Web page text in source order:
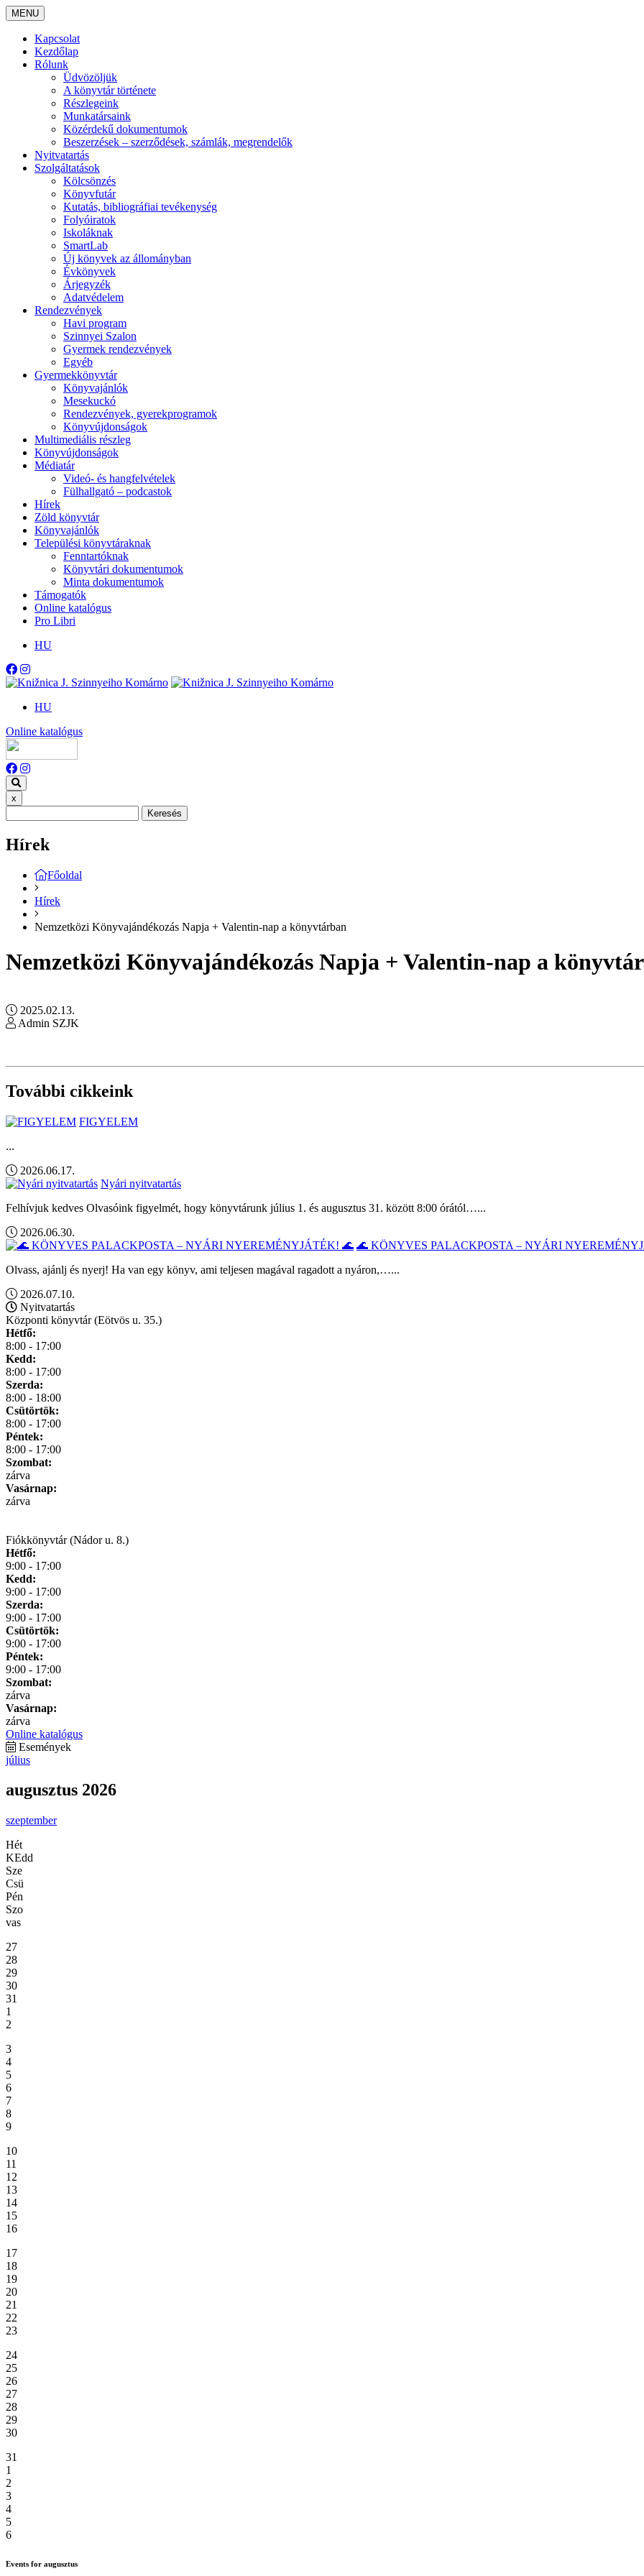
MENU
Kapcsolat
Kezdőlap
Rólunk
Üdvözöljük
A könyvtár története
Részlegeink
Munkatársaink
Közérdekű dokumentumok
Beszerzések – szerződések, számlák, megrendelők
Nyitvatartás
Szolgáltatások
Kölcsönzés
Könyvfutár
Kutatás, bibliográfiai tevékenység
Folyóiratok
Iskoláknak
SmartLab
Új könyvek az állományban
Évkönyvek
Árjegyzék
Adatvédelem
Rendezvények
Havi program
Szinnyei Szalon
Gyermek rendezvények
Egyéb
Gyermekkönyvtár
Könyvajánlók
Mesekuckó
Rendezvények, gyerekprogramok
Könyvújdonságok
Multimediális részleg
Könyvújdonságok
Médiatár
Videó- és hangfelvételek
Fülhallgató – podcastok
Hírek
Zöld könyvtár
Könyvajánlók
Települési könyvtáraknak
Fenntartóknak
Könyvtári dokumentumok
Minta dokumentumok
Támogatók
Online katalógus
Pro Libri
HU
HU
Online katalógus
x
Keresés
Hírek
Főoldal
Hírek
Nemzetközi Könyvajándékozás Napja + Valentin-nap a könyvtárban
Nemzetközi Könyvajándékozás Napja + Valentin-nap a
2025.02.13.
Admin SZJK
További cikkeink
FIGYELEM
...
2026.06.17.
Nyári nyitvatartás
Felhívjuk kedves Olvasóink figyelmét, hogy könyvtárunk július 1. és augusztus 31. között 8:00 órától…...
2026.06.30.
🌊 KÖNYVES PALACKPOSTA – NYÁRI
Olvass, ajánlj és nyerj! Ha van egy könyv, ami teljesen magával ragadott a nyáron,…...
2026.07.10.
Nyitvatartás
Központi könyvtár (Eötvös u. 35.)
Hétfő:
8:00 - 17:00
Kedd:
8:00 - 17:00
Szerda:
8:00 - 18:00
Csütörtök:
8:00 - 17:00
Péntek:
8:00 - 17:00
Szombat:
zárva
Vasárnap:
zárva
Fiókkönyvtár (Nádor u. 8.)
Hétfő:
9:00 - 17:00
Kedd:
9:00 - 17:00
Szerda:
9:00 - 17:00
Csütörtök:
9:00 - 17:00
Péntek:
9:00 - 17:00
Szombat:
zárva
Vasárnap:
zárva
Online katalógus
Események
július
augusztus 2026
szeptember
Hét
KEdd
Sze
Csü
Pén
Szo
vas
27
28
29
30
31
1
2
3
4
5
6
7
8
9
10
11
12
13
14
15
16
17
18
19
20
21
22
23
24
25
26
27
28
29
30
31
1
2
3
4
5
6
Events for augusztus